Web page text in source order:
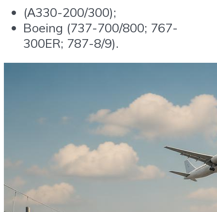
(А330-200/300);
Boeing (737-700/800; 767-
300ER; 787-8/9).